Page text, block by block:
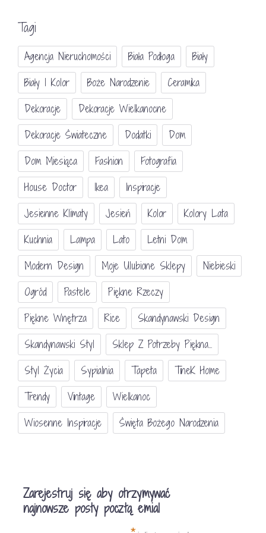
Tagi
Agencja Nieruchomości Biała Podłoga
Biały
Biały I Kolor
Boże Narodzenie
Ceramika
Dekoracje
Dekoracje Wielkanocne
Dekoracje Świateczne
Dodatki
Dom
Dom Miesiąca
Fashion
Fotografia
House Doctor
Ikea
Inspiracje
Jesienne Klimaty
Jesień Kolor
Kolory Lata
Kuchnia
Lampa Lato
Letni Dom
Modern Design
Moje Ulubione Sklepy
Niebieski
Ogród
Pastele
Piękne Rzeczy
Piękne Wnętrza
Rice
Skandynawski Design
Skandynawski Styl
Sklep Z Potrzeby Piękna...
Styl Życia
Sypialnia Tapeta
TineK Home
Trendy
Vintage
Wielkanoc
Wiosenne Inspiracje
Święta Bożego Narodzenia
Zarejestruj się aby otrzymywać
najnowsze posty pocztą emial